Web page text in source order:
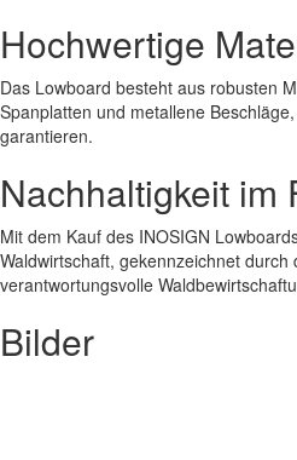
Hochwertige
Das Lowboard besteht aus robusten
Spanplatten und metallene
garantieren.
Nachhaltigkeit im
Mit dem Kauf des INOSIGN
Waldwirtschaft, gekennzeichnet
verantwortungsvolle
Bilder